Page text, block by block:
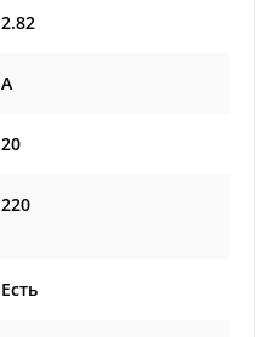
2.82
A
20
220
Есть